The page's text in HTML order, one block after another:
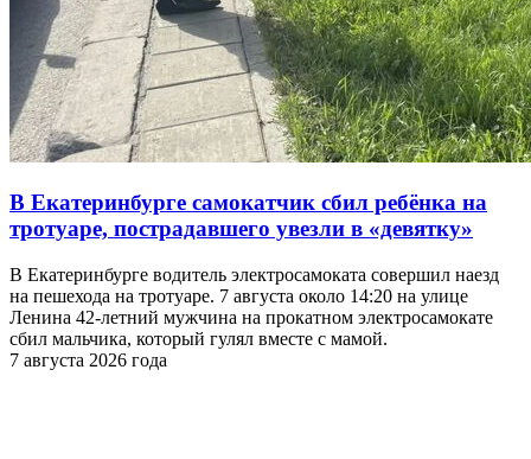
В Екатеринбурге самокатчик сбил ребёнка на
тротуаре, пострадавшего увезли в «девятку»
В Екатеринбурге водитель электросамоката совершил наезд
на пешехода на тротуаре. 7 августа около 14:20 на улице
Ленина 42-летний мужчина на прокатном электросамокате
сбил мальчика, который гулял вместе с мамой.
7 августа 2026 года